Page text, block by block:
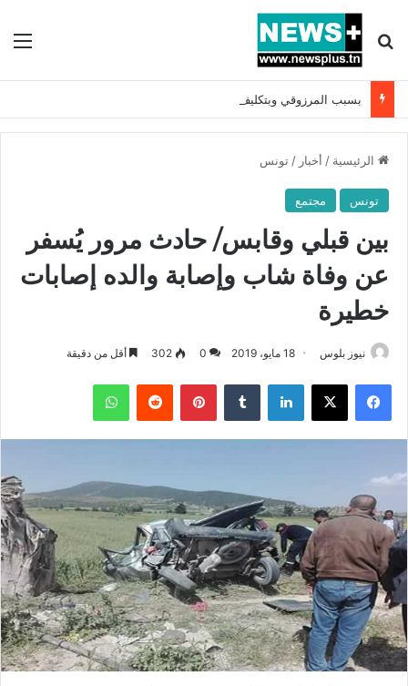
بحث عن
الرئيسية / أخبار / تونس
تونس مجتمع
بين قبلي وقابس/ حادث مرور يُسفر
عن وفاة شاب وإصابة والده إصابات
خطيرة
نيوز بلوس 18 مايو، 2019 0
302 أقل من دقيقة
فيسبوك X لينكدإن بينتيريست واتساب